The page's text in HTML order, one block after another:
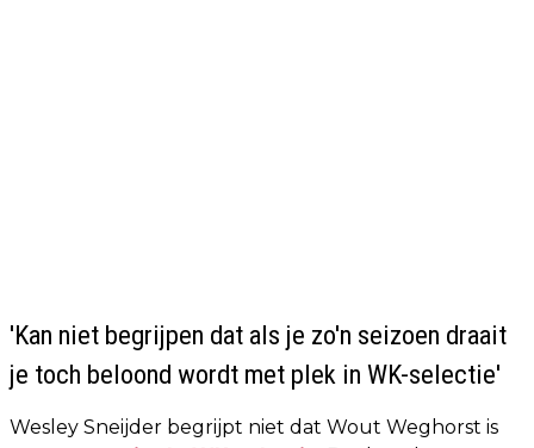
'Kan niet begrijpen dat als je zo'n seizoen draait
je toch beloond wordt met plek in WK-selectie'
Wesley Sneijder begrijpt niet dat Wout Weghorst is